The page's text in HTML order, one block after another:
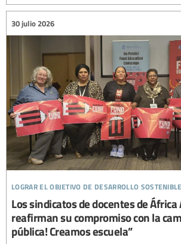
lograr el objetivo de desarrollo
30 julio 2026
Los sindicatos de docentes de
reafirman su compromiso con la
pública! Creamos escuela”